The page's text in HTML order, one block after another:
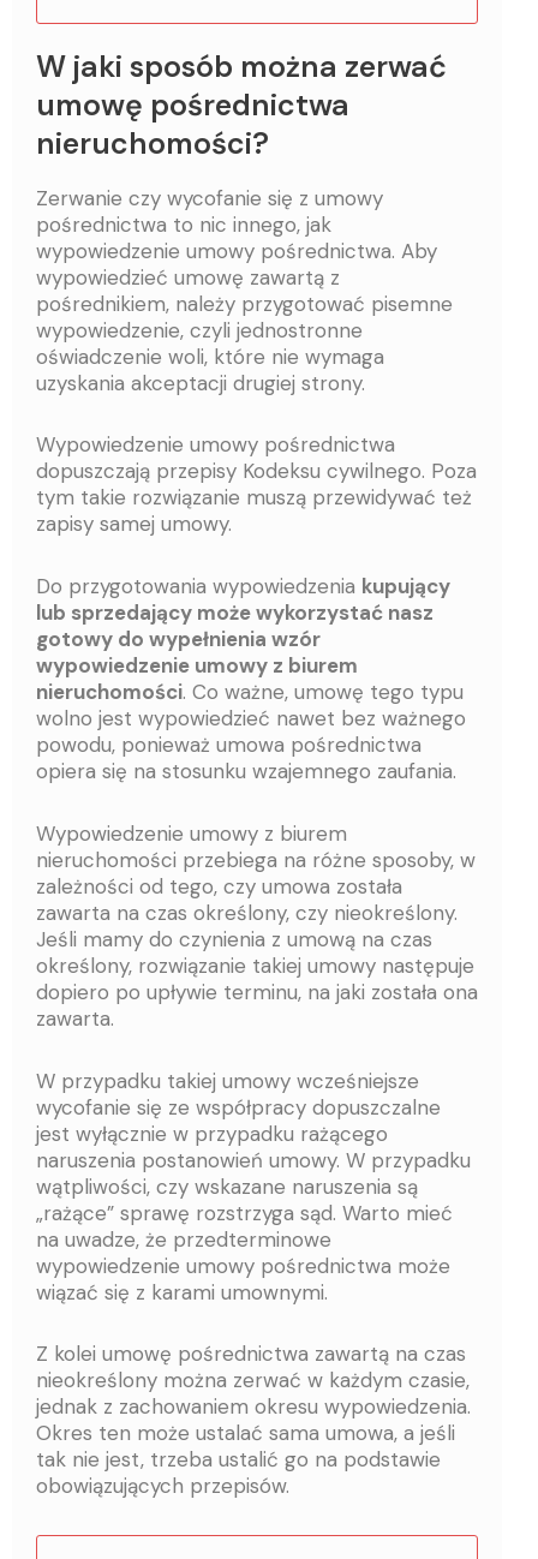
W jaki sposób można zerwać
umowę pośrednictwa
nieruchomości?
Zerwanie czy wycofanie się z umowy
pośrednictwa to nic innego, jak
wypowiedzenie umowy pośrednictwa. Aby
wypowiedzieć umowę zawartą z
pośrednikiem, należy przygotować pisemne
wypowiedzenie, czyli jednostronne
oświadczenie woli, które nie wymaga
uzyskania akceptacji drugiej strony.
Wypowiedzenie umowy pośrednictwa
dopuszczają przepisy Kodeksu cywilnego. Poza
tym takie rozwiązanie muszą przewidywać też
zapisy samej umowy.
Do przygotowania wypowiedzenia kupujący
lub sprzedający może wykorzystać nasz
gotowy do wypełnienia wzór
wypowiedzenie umowy z biurem
nieruchomości. Co ważne, umowę tego typu
wolno jest wypowiedzieć nawet bez ważnego
powodu, ponieważ umowa pośrednictwa
opiera się na stosunku wzajemnego zaufania.
Wypowiedzenie umowy z biurem
nieruchomości przebiega na różne sposoby, w
zależności od tego, czy umowa została
zawarta na czas określony, czy nieokreślony.
Jeśli mamy do czynienia z umową na czas
określony, rozwiązanie takiej umowy następuje
dopiero po upływie terminu, na jaki została ona
zawarta.
W przypadku takiej umowy wcześniejsze
wycofanie się ze współpracy dopuszczalne
jest wyłącznie w przypadku rażącego
naruszenia postanowień umowy. W przypadku
wątpliwości, czy wskazane naruszenia są
„rażące” sprawę rozstrzyga sąd. Warto mieć
na uwadze, że przedterminowe
wypowiedzenie umowy pośrednictwa może
wiązać się z karami umownymi.
Z kolei umowę pośrednictwa zawartą na czas
nieokreślony można zerwać w każdym czasie,
jednak z zachowaniem okresu wypowiedzenia.
Okres ten może ustalać sama umowa, a jeśli
tak nie jest, trzeba ustalić go na podstawie
obowiązujących przepisów.